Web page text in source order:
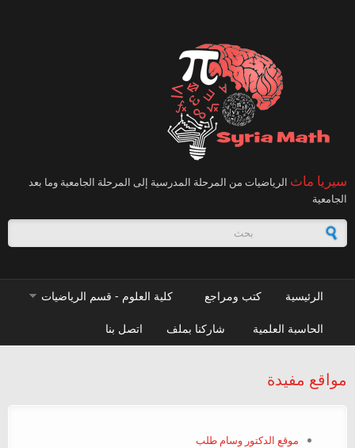
سيريا ماث الرياضيات من المرحلة المدرسية إلى المرحلة الجامعية وما بعد
الجامعية
استمارة البحث
الرئيسية كتب ومراجع كلية العلوم - قسم الرياضيات
الحاسبة العلمية شاركنا بملف اتصل بنا
مواقع مفيدة
موقع الدكتور وسام طلب